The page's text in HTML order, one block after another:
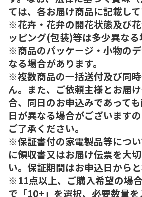
ては、各お届け商品に記載して
※花卉・花弁の開花状態及び
ッピング(包装)等は多少異なる
※商品のパッケージ・小物の
なる場合があります。
※複数商品の一括送付及び同
ん。また、ご依頼主様とお届
合、同日のお申込みであって
日が異なる場合がございます
ご了承ください。
※保証書付の家電製品等につ
に領収書又はお届け伝票を大
い。保証期間はお申込日からと
※11点以上、ご購入希望の場
で「10+」を選択、必要数量を